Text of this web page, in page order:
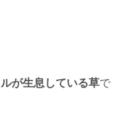
が生息している草で